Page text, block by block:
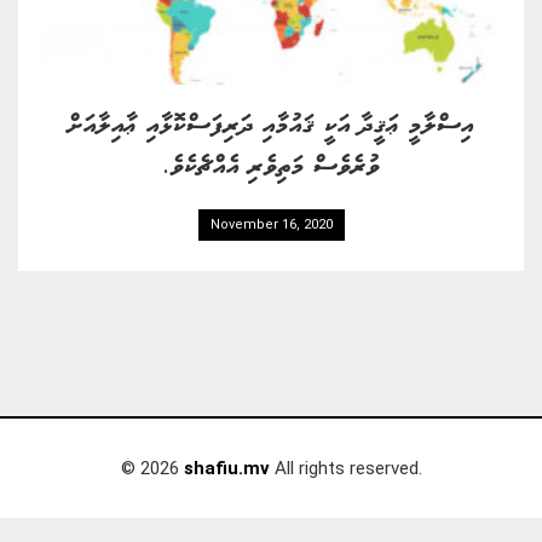
އިސްލާމީ ޢަޤީދާ އަކީ ޤައުމާއި ދަރިފަސްކޮޅާއި ޢާއިލާއަށް
ވުރެވެސް މަތިވެރި އެއްޗެކެވެ.
November 16, 2020
© 2026 shafiu.mvAll rights reserved.